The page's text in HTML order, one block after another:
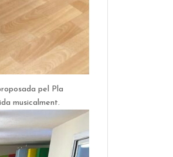
pel Pla
musicalment.